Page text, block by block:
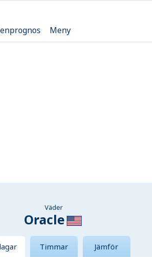
Meny
Väder
Oracle
Timmar Jämför